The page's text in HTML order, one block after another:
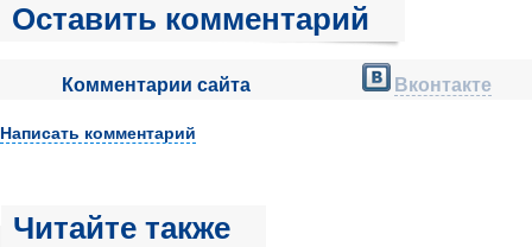
Оставить комментарий
Комментарии сайта Вконтакте
Написать комментарий
Читайте также